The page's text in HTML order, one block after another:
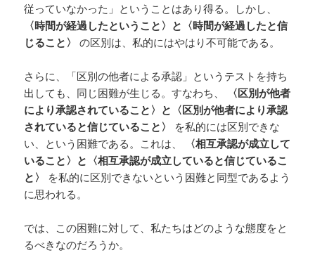
従っていなかった」ということはあり得る。しかし、
〈時間が経過したということ〉と〈時間が経過したと信
じること〉
の区別は、私的にはやはり不可能である。
さらに、「区別の他者による承認」というテストを持ち
出しても、同じ困難が生じる。すなわち、
〈区別が他者
により承認されていること〉と〈区別が他者により承認
されていると信じていること〉
を私的には区別できな
い、という困難である。これは、
〈相互承認が成立して
いること〉と〈相互承認が成立していると信じているこ
と〉
を私的に区別できないという困難と同型であるよう
に思われる。
では、この困難に対して、私たちはどのような態度をと
るべきなのだろうか。